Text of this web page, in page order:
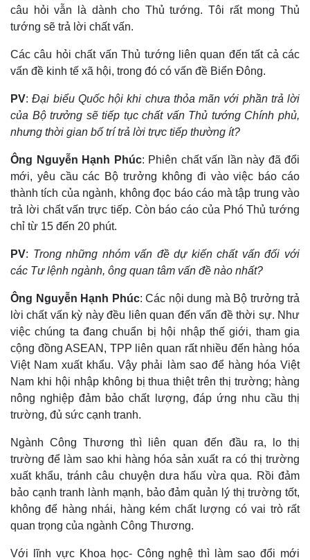
Kinh tế
Khởi nghiệp
Thị trường
Tiêu dùng
Tỷ giá
Chứng khoán
Giá cà phê
câu hỏi vẫn là dành cho Thủ tướng. Tôi rất mong Thủ
tướng sẽ trả lời chất vấn.
Các câu hỏi chất vấn Thủ tướng
liên quan đến tất cả các
vấn đề kinh tế xã hội, trong đó có vấn đề Biển Đông.
PV:Đại biểu Quốc hội khi chưa thỏa mãn với phần trả lời
của Bộ trưởng sẽ tiếp tục chất vấn Thủ tướng Chính phủ,
nhưng thời gian bố trí trả lời trực tiếp thường ít?
Ông Nguyễn Hạnh Phúc: Phiên chất vấn lần này đã đổi
mới, yêu cầu các Bộ trưởng không đi vào việc báo cáo
thành tích của ngành, không đọc báo cáo mà tập trung vào
trả lời chất vấn trực tiếp. Còn báo cáo của Phó Thủ tướng
chỉ từ 15 đến 20 phút.
PV: Trong những nhóm vấn đề dự kiến chất vấn đối với
các Tư lệnh ngành, ông quan tâm vấn đề nào nhất?
Ông Nguyễn Hạnh Phúc: Các nội dung mà Bộ trưởng trả
lời chất vấn kỳ này đều liên quan đến vấn đề thời sự. Như
việc chúng ta đang chuẩn bị hội nhập thế giới, tham gia
cộng đồng ASEAN, TPP liên quan rất nhiều đến hàng hóa
Việt Nam xuất khẩu. Vậy phải làm sao để hàng hóa Việt
Nam khi hội nhập không bị thua thiệt trên thị trường; hàng
nông nghiệp đảm bảo chất lượng, đáp ứng nhu cầu thị
trường, đủ sức cạnh tranh.
Ngành Công Thương thì liên quan đến đầu ra, lo thị
trường để làm sao khi hàng hóa sản xuất ra có thị trường
xuất khẩu, tránh câu chuyện dưa hấu vừa qua. Rồi đảm
bảo cạnh tranh lành mạnh, bảo đảm quản lý thị trường tốt,
không để hàng nhái, hàng kém chất lượng có vai trò rất
quan trọng của ngành Công Thương.
Với lĩnh vực Khoa học- Công nghệ thì làm sao đổi mới